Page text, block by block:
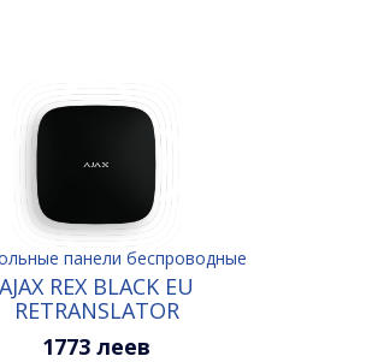
панели беспроводные
AJAX REX BLACK EU
RETRANSLATOR
1773 леев